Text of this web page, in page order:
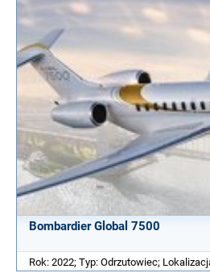
Bombardier Global 7500
Rok: 2022; Typ: Odrzutowiec;